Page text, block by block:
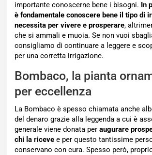
importante conoscerne bene i bisogni. In
è fondamentale conoscere bene il tipo di
necessita per vivere e prosperare,
che si ammali e muoia. Se non vuoi
consigliamo di continuare a leggere e
per una corretta irrigazione.
Bombaco, la pianta
per eccellenza
La Bombaco è spesso chiamata anche
del denaro grazie alla leggenda a cui è
generale viene donata per augurare
chi la riceve e per questo tantissime
conservano con cura. Spesso però,